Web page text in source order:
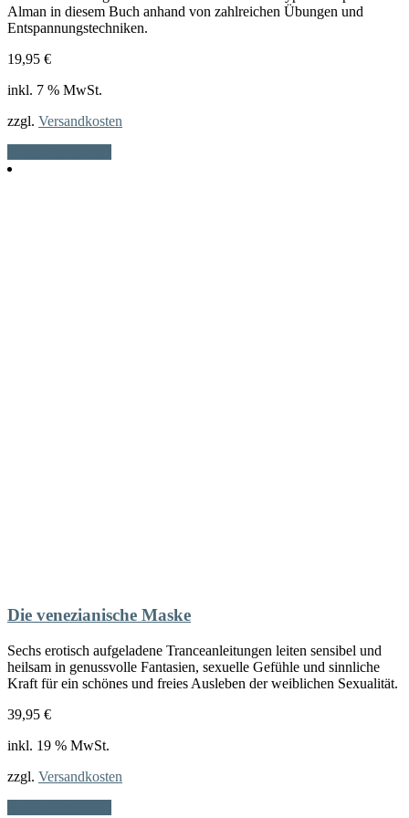
Alman in diesem Buch anhand von zahlreichen Übungen und
Entspannungstechniken.
19,95 €
inkl. 7 % MwSt.
zzgl. Versandkosten
Die venezianische Maske
Sechs erotisch aufgeladene Tranceanleitungen leiten sensibel und
heilsam in genussvolle Fantasien, sexuelle Gefühle und sinnliche
Kraft für ein schönes und freies Ausleben der weiblichen Sexualität.
39,95 €
inkl. 19 % MwSt.
zzgl. Versandkosten